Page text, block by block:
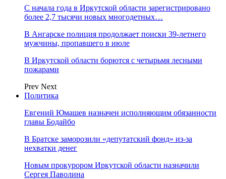
С начала года в Иркутской области зарегистрировано
более 2,7 тысячи новых многодетных…
В Ангарске полиция продолжает поиски 39-летнего
мужчины, пропавшего в июле
В Иркутской области борются с четырьмя лесными
пожарами
Prev Next
Политика
Евгений Юмашев назначен исполняющим обязанности
главы Бодайбо
В Братске заморозили «депутатский фонд» из‑за
нехватки денег
Новым прокурором Иркутской области назначили
Сергея Паволина